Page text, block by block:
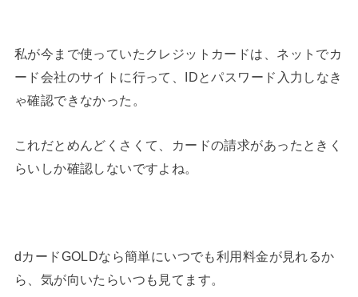
私が今まで使っていたクレジットカードは、ネットでカ
ード会社のサイトに行って、IDとパスワード入力しなき
ゃ確認できなかった。
これだとめんどくさくて、カードの請求があったときく
らいしか確認しないですよね。
dカードGOLDなら簡単にいつでも利用料金が見れるか
ら、気が向いたらいつも見てます。